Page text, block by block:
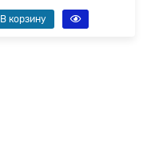
В корзину